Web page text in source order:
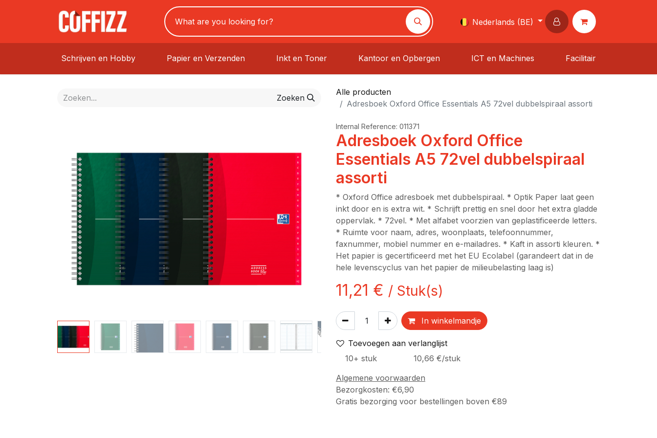
Nederlands (BE)
Schrijven en Hobby Papier en Verzenden Inkt en Toner Kantoor en Opbergen ICT en Machines Facilitair
Zoeken
Alle producten
Adresboek Oxford Office Essentials A5 72vel dubbelspiraal assorti
Internal Reference: 011371
Adresboek Oxford Office
Essentials A5 72vel dubbelspiraal
assorti
* Oxford Office adresboek met dubbelspiraal. * Optik Paper laat geen
inkt door en is extra wit. * Schrijft prettig en snel door het extra gladde
oppervlak. * 72vel. * Met alfabet voorzien van geplastificeerde letters.
* Ruimte voor naam, adres, woonplaats, telefoonnummer,
faxnummer, mobiel nummer en e-mailadres. * Kaft in assorti kleuren. *
Het papier is gecertificeerd met het EU Ecolabel (garandeert dat in de
hele levenscyclus van het papier de milieubelasting laag is)
11,21 € / Stuk(s)
In winkelmandje
Toevoegen aan verlanglijst
10+ stuk 10,66 €/stuk
Algemene voorwaarden
Bezorgkosten: €6,90
Gratis bezorging voor bestellingen boven €89